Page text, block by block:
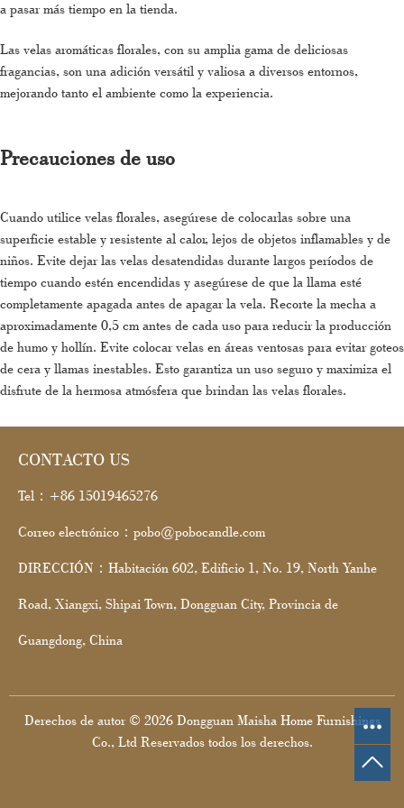
a pasar más tiempo en la tienda.
Las velas aromáticas florales, con su amplia gama de deliciosas
fragancias, son una adición versátil y valiosa a diversos entornos,
mejorando tanto el ambiente como la experiencia.
Precauciones de uso
Cuando utilice velas florales, asegúrese de colocarlas sobre una
superficie estable y resistente al calor, lejos de objetos inflamables y de
niños. Evite dejar las velas desatendidas durante largos períodos de
tiempo cuando estén encendidas y asegúrese de que la llama esté
completamente apagada antes de apagar la vela. Recorte la mecha a
aproximadamente 0,5 cm antes de cada uso para reducir la producción
de humo y hollín. Evite colocar velas en áreas ventosas para evitar goteos
de cera y llamas inestables. Esto garantiza un uso seguro y maximiza el
disfrute de la hermosa atmósfera que brindan las velas florales.
CONTACTO US
Tel：+86 15019465276
Correo electrónico：pobo@pobocandle.com
DIRECCIÓN：Habitación 602, Edificio 1, No. 19, North Yanhe
Road, Xiangxi, Shipai Town, Dongguan City, Provincia de
Guangdong, China
Derechos de autor © 2026 Dongguan Maisha Home Furnishings
Co., Ltd Reservados todos los derechos.